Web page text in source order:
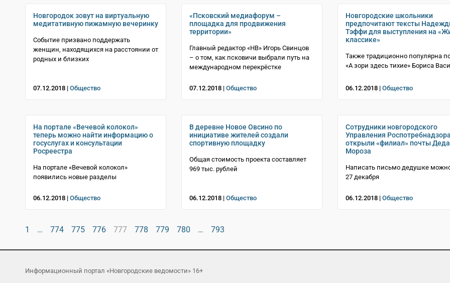
Новгородок зовут на виртуальную
медитативную пижамную вечеринку
Событие призвано поддержать
женщин, находящихся на расстоянии от
родных и близких
07.12.2018 | Общество
«Псковский медиафорум –
площадка для продвижения
территории»
Главный редактор «НВ» Игорь Свинцов
– о том, как псковичи выбрали путь на
международном перекрёстке
07.12.2018 | Общество
Новгородские школьники
предпочитают тексты
Тэффи для выступления на
классике»
Также традиционно популярна
«А зори здесь тихие» Бориса
06.12.2018 | Общество
На портале «Вечевой колокол»
теперь можно найти информацию о
госуслугах и консультации
Росреестра
На портале «Вечевой колокол»
появились новые разделы
06.12.2018 | Общество
В деревне Новое Овсино по
инициативе жителей создали
спортивную площадку
Общая стоимость проекта составляет
969 тыс. рублей
06.12.2018 | Общество
Сотрудники новгородского
Управления Роспотребнадзора
открыли «филиал» почты Деда
Мороза
Написать письмо дедушке
27 декабря
06.12.2018 | Общество
1 … 774 775 776 777 778 779 780 … 793
Информационный портал «Новгородские ведомости» 16+